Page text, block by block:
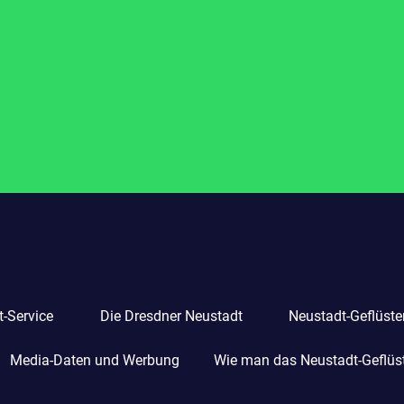
Service Die Dresdner Neustadt Neustadt-
Media-Daten und Werbung Wie man das Neustadt-